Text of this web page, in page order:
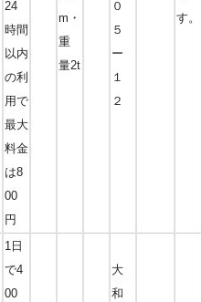
24
時間
以内
の利
用で
最大
料金
は8
00
円
m・
重
量2t
０
５
ー
１
２
す。
1日
で4
00
大
和